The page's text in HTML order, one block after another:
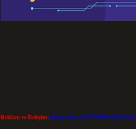
Reklam ve İletişim:Skype: live:.cid.575569c608265c69